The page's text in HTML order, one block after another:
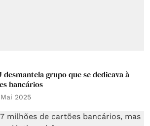
desmantela grupo que se dedicava à
bancários
2025